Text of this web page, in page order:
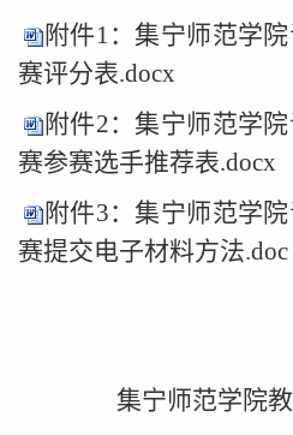
附件1：集宁师范学
赛评分表.docx
附件2：集宁师范学
赛参赛选手推荐表.docx
附件3：集宁师范学
赛提交电子材料方法.doc
集宁师范学院